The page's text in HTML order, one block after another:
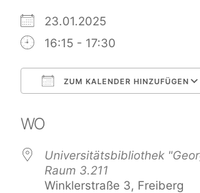
23.01.2025
16:15 - 17:30
ZUM KALENDER HINZUFÜGEN
WO
Universitätsbibliothek
Raum 3.211
Winklerstraße 3, Freiberg